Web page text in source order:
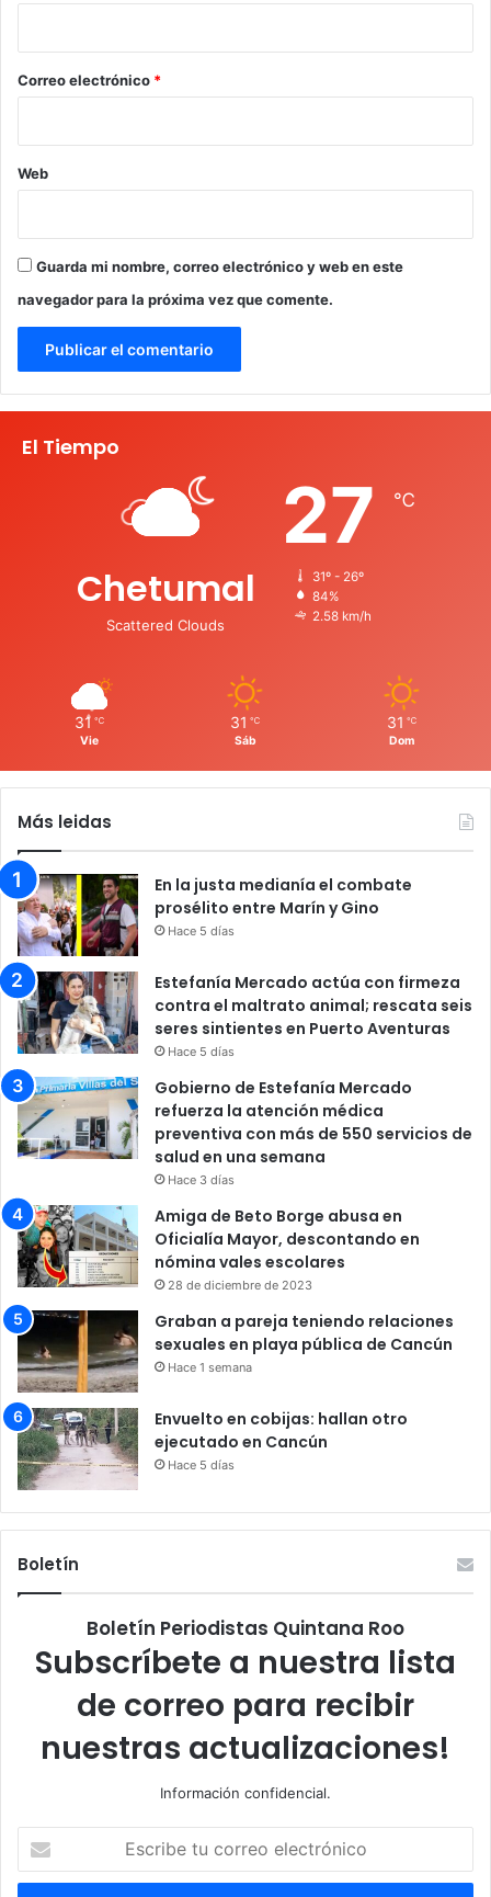
*
Correo electrónico *
Web
Guarda mi nombre, correo electrónico y web en este
navegador para la próxima vez que comente.
El Tiempo
Chetumal
Scattered Clouds
27 ℃
31º - 26º
84%
2.58 km/h
31 ℃
Vie
31 ℃
Sáb
31 ℃
Dom
Más leidas
En la justa medianía el combate
prosélito entre Marín y Gino
Hace 5 días
Estefanía Mercado actúa con firmeza
contra el maltrato animal; rescata seis
seres sintientes en Puerto Aventuras
Hace 5 días
Gobierno de Estefanía Mercado
refuerza la atención médica
preventiva con más de 550 servicios de
salud en una semana
Hace 3 días
Amiga de Beto Borge abusa en
Oficialía Mayor, descontando en
nómina vales escolares
28 de diciembre de 2023
Graban a pareja teniendo relaciones
sexuales en playa pública de Cancún
Hace 1 semana
Envuelto en cobijas: hallan otro
ejecutado en Cancún
Hace 5 días
Boletín
Boletín Periodistas Quintana Roo
Subscríbete a nuestra lista
de correo para recibir
nuestras actualizaciones!
Información confidencial.
correo